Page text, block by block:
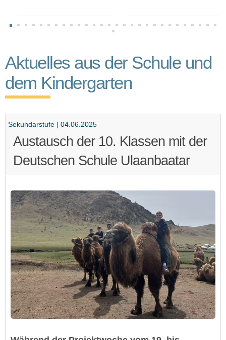
Aktuelles aus der Schule und
dem Kindergarten
Sekundarstufe | 04.06.2025
Austausch der 10. Klassen mit der
Deutschen Schule Ulaanbaatar